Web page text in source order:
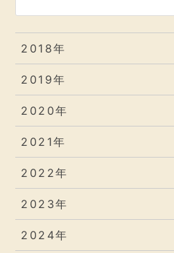
2018年
2019年
2020年
2021年
2022年
2023年
2024年